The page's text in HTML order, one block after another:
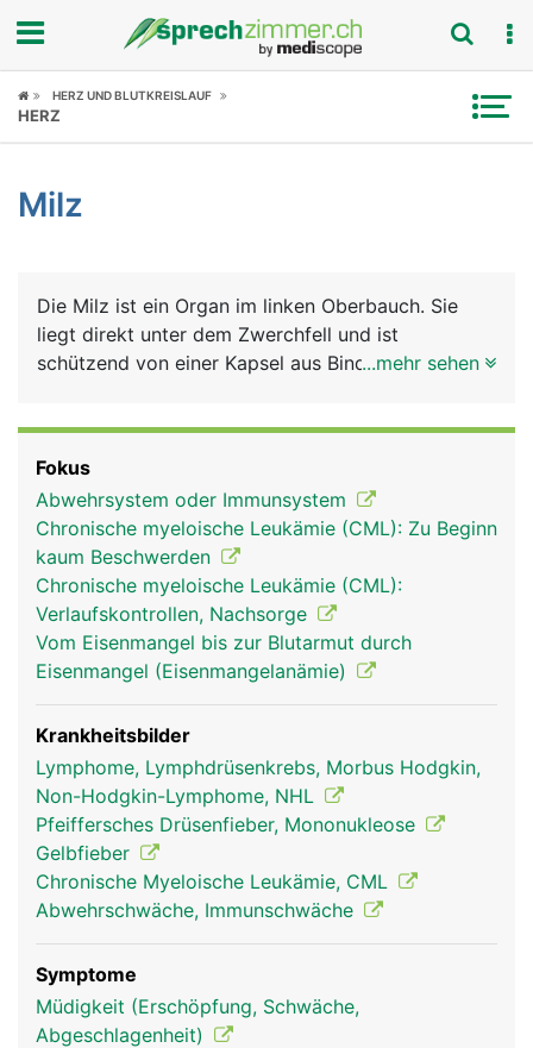
Fokus
Symptome
News
Rubriken
HERZ UND BLUTKREISLAUF
HERZ
Milz
Die Milz ist ein Organ im linken Oberbauch. Sie
liegt direkt unter dem Zwerchfell und ist
schützend von einer Kapsel aus Bindegewebe
sogenannten B- und T-Lymphozyten, die als
"Killerzellen" Fremdstoffe wie Bakterien und Viren
erkennen und vernichten können. Ausserdem
werden in der Milz überalterte rote Blutkörperchen
(Erythrozyten) und Blutplättchen (Thrombozyten)
aussortiert und abgebaut.
milz frau milz mann
...mehr sehen
Fokus
Abwehrsystem oder Immunsystem
Chronische myeloische Leukämie (CML): Zu Beginn
kaum Beschwerden
Chronische myeloische Leukämie (CML):
Verlaufskontrollen, Nachsorge
Vom Eisenmangel bis zur Blutarmut durch
Eisenmangel (Eisenmangelanämie)
Krankheitsbilder
Lymphome, Lymphdrüsenkrebs, Morbus Hodgkin,
Non-Hodgkin-Lymphome, NHL
Pfeiffersches Drüsenfieber, Mononukleose
Gelbfieber
Chronische Myeloische Leukämie, CML
Abwehrschwäche, Immunschwäche
Symptome
Müdigkeit (Erschöpfung, Schwäche,
Abgeschlagenheit)